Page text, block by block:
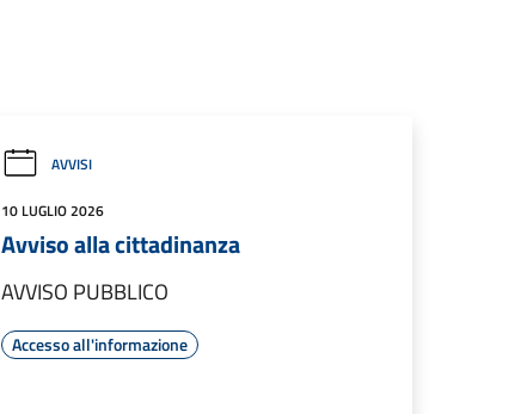
AVVISI
10 LUGLIO 2026
Avviso alla cittadinanza
AVVISO PUBBLICO
Accesso all'informazione